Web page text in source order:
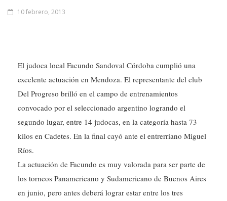
10 febrero, 2013
El judoca local Facundo Sandoval Córdoba cumplió una
excelente actuación en Mendoza. El representante del club
Del Progreso brilló en el campo de entrenamientos
convocado por el seleccionado argentino logrando el
segundo lugar, entre 14 judocas, en la categoría hasta 73
kilos en Cadetes. En la final cayó ante el entrerriano Miguel
Ríos.
La actuación de Facundo es muy valorada para ser parte de
los torneos Panamericano y Sudamericano de Buenos Aires
en junio, pero antes deberá lograr estar entre los tres